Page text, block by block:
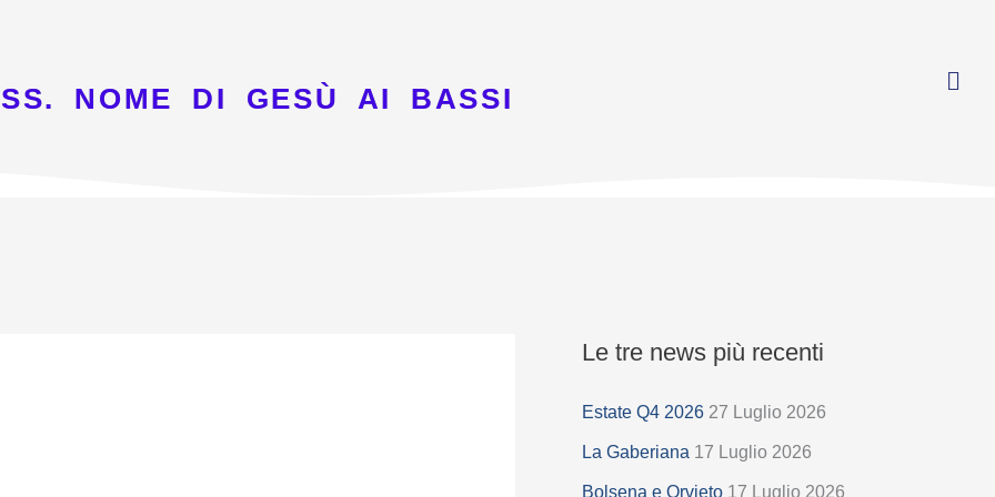
SS. NOME DI GESÙ AI BASSI
Le tre news più recenti
Estate Q4 2026 27 Luglio 2026
La Gaberiana 17 Luglio 2026
Bolsena e Orvieto 17 Luglio 2026
S
l
e
z